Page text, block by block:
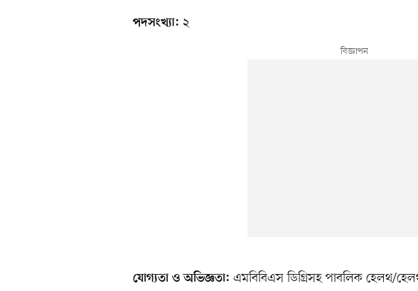
পদসংখ্যা: ২
যোগ্যতা ও অভিজ্ঞতা: এমবিবিএস ডিগ্রিসহ পাবলিক হেলথ/